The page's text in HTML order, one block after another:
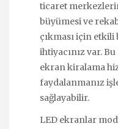
ticaret
büyümesi ve
çıkması için
ihtiyacınız var.
ekran kiralama
faydalanmanız
sağlayabilir.
LED ekranlar